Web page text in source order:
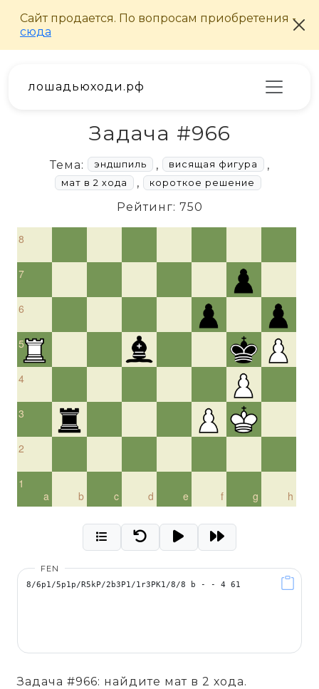
лошадьюходи.рф
Задача #966
Тема: эндшпиль , висящая фигура ,
мат в 2 хода , короткое решение
Рейтинг: 750
8
7
6
5
4
3
2
a
1
b
c d e f g h
FEN
Задача #966: найдите мат в 2 хода.